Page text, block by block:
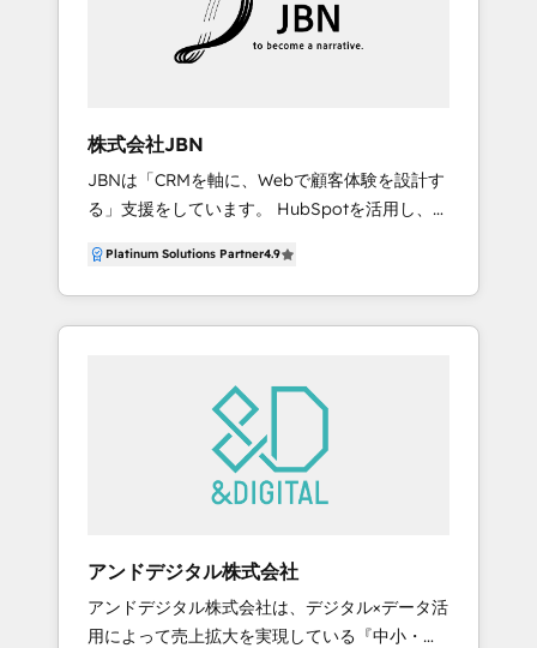
ン無料相談（初回60〜90分程度） -現状課題の
抽出、現実的な目標の確認 -要件整理、必要十
トキックオフ -マーケティング戦略策定
（KGI）、ウェブ戦略・戦術の設計（KPI） -全
体導線遷移設計、ビジュアルデザイン制作 -コ
ンテンツ制作（取材、写真・動画撮影、ライテ
ィングなど） -ノーコードCMSテーマテンプレ
ナリオ定義・構築（Marketing Hub） -営業パ
ステム連携（Salesforce,SanSan,freeeなどとの
データ連携） -テスト公開・ブラウザチェック -
本番公開、操作レクチャー・マニュアル作成 -
運用支援開始 ーーーーーーーーーーーーーーー
ーーーーーーーーーーーーーーー まずはハブワ
た、2022年に国内初のBtoB営業DXに関する書
籍『業務効率化からはじめるBtoB営業DX BtoB
営業もここまでデジタル化できる! 」を出版いた
- ABMターゲット定義 / リスト作成 - カスタマ
ージャーニー設計 - CRM / MA / SFAの設計 /
構築 / 定着 - WEB / LP / BtoB-EC制作 - WEB
広告(Google/FB他)運用 - 記事コンテンツ / 動
セールスイネーブルメント - ウェビナー / 展示
会リード獲得 - BtoBマーケティング組織構築
株式会社JBN
JBNは「CRMを軸に、Webで顧客体験を設計す
る」支援をしています。 HubSpotを活用し、戦
企業と顧客のコミュニケーションを再構築しま
す。 私たちが大切にしているのは、お客様との
対話です。 表面的な要望の背後にある本質的な
る——その一気通貫の支援がJBNの強みです。
◼︎ご支援内容の特徴 ①Webサイト・会員システ
ム・Webシステムを通じた4つのコミュニケー
ション支援 CRMと連携したWebサイト・会員シ
ステム・Webシステムを活用し、 ・マーケティ
製品の価値を伝える設計） ・リレーション／フ
ァンコミュニケーション（既存顧客との関係深
化・ファン化） ・事業・サービス基盤（メディ
Platinum Solutions Partner4.9
アンドデジタル株式会社
アンドデジタル株式会社は、デジタル×データ活
用によって売上拡大を実現している『中小・ベ